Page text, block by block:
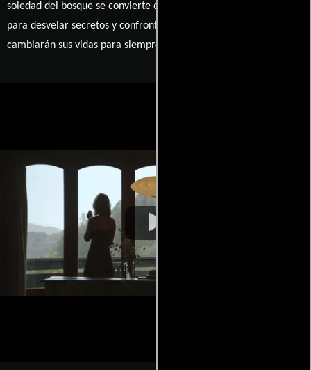
soledad del bosque se convierte en el telón de fondo perfecto
para desvelar secretos y confrontar verdades ocultas que
cambiarán sus vidas para siempre.